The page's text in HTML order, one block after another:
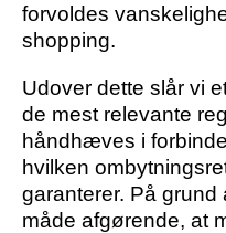
forvoldes
shopping.
Udover dette slår vi
de mest relevante
håndhæves i
hvilken
garanterer. På grund
måde afgørende, at